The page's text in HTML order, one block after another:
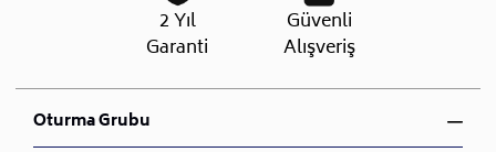
2 Yıl
Garanti
Güvenli
Alışveriş
Oturma Grubu